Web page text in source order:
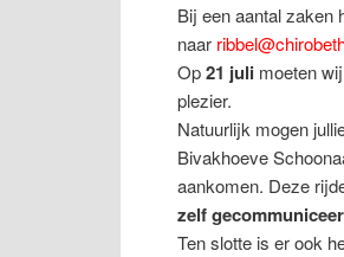
Bij een aantal zaken
naar
Op21 juli moeten
plezier.
Natuurlijk mogen
Bivakhoeve
aankomen. Deze
zelf
Ten slotte is er ook